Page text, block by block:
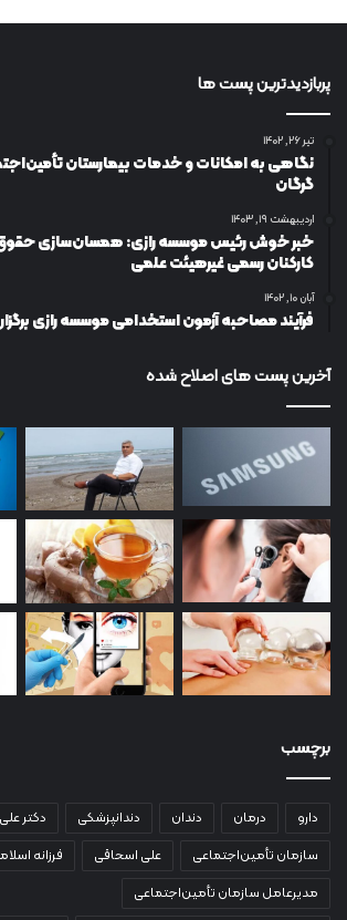
پربازدیدترین پست ها
تیر ۲۶, ۱۴۰۲
نگاهی به امکانات و خدمات بیمارستان
گرگان
اردیبهشت ۱۹, ۱۴۰۳
خبر خوش رئیس موسسه رازی: همسان‌سازی حقوق
کارکنان رسمی غیرهیئت علمی
آبان ۱۰, ۱۴۰۲
فرآیند مصاحبه آزمون استخدامی موسسه رازی
آخرین پست های اصلاح شده
برچسب
دارو درمان دندان دندانپزشکی دکتر
سازمان تأمین‌اجتماعی
علی اسحاقی
فرزانه
مدیرعامل سازمان تأمین‌اجتماعی